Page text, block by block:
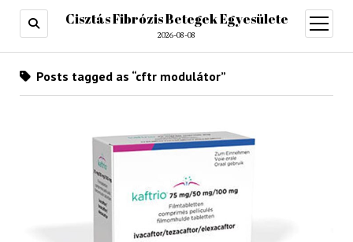
Cisztás Fibrózis Betegek Egyesülete
2026-08-08
open
menu
Posts tagged as “cftr modulátor”